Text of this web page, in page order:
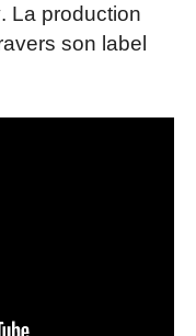
. La production
son label